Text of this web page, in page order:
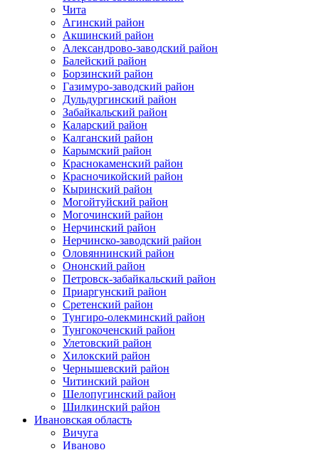
Чита
Агинский район
Акшинский район
Александрово-заводский район
Балейский район
Борзинский район
Газимуро-заводский район
Дульдургинский район
Забайкальский район
Каларский район
Калганский район
Карымский район
Краснокаменский район
Красночикойский район
Кыринский район
Могойтуйский район
Могочинский район
Нерчинский район
Нерчинско-заводский район
Оловяннинский район
Ононский район
Петровск-забайкальский район
Приаргунский район
Сретенский район
Тунгиро-олекминский район
Тунгокоченский район
Улетовский район
Хилокский район
Чернышевский район
Читинский район
Шелопугинский район
Шилкинский район
Ивановская область
Вичуга
Иваново